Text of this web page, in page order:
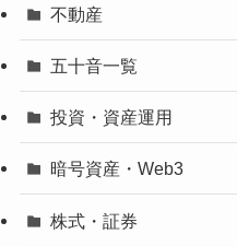
不動産
五十音一覧
投資・資産運用
暗号資産・Web3
株式・証券